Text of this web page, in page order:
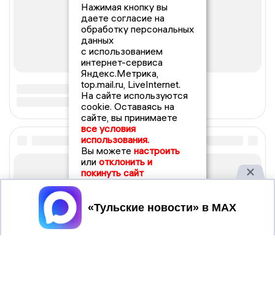
Нажимая кнопку вы
даете согласие на
обработку персональных
данных
с использованием
интернет-сервиса
Яндекс.Метрика,
top.mail.ru, LiveInternet.
На сайте используются
cookie. Оставаясь на
сайте, вы принимаете
все условия
использования.
Вы можете настроить
или отклонить и
покинуть сайт
Принять